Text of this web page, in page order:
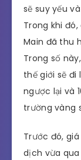
sẽ suy yếu
Trong khi
Main đã thu
Trong số
thế giới sẽ đi
ngược lại và
trường vàng
Trước đó,
dịch vừa qua